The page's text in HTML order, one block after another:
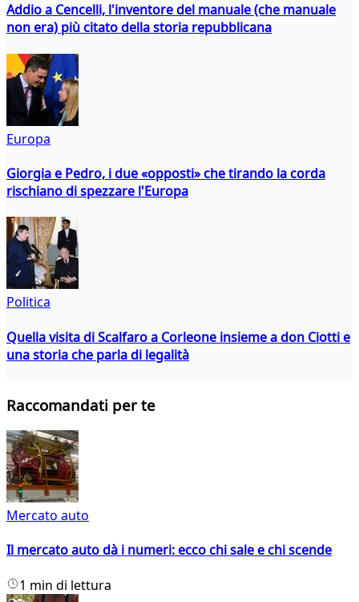
Addio a Cencelli, l'inventore del manuale (che manuale
non era) più citato della storia repubblicana
Europa
Giorgia e Pedro, i due «opposti» che tirando la corda
rischiano di spezzare l'Europa
Politica
Quella visita di Scalfaro a Corleone insieme a don Ciotti e
una storia che parla di legalità
Raccomandati per te
Mercato auto
Il mercato auto dà i numeri: ecco chi sale e chi scende
1 min di lettura